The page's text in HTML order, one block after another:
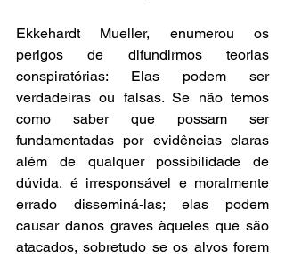
Ekkehardt Mueller, enumerou os
perigos de difundirmos teorias
conspiratórias: Elas podem ser
verdadeiras ou falsas. Se não temos
como saber que possam ser
fundamentadas por evidências claras
além de qualquer possibilidade de
dúvida, é irresponsável e moralmente
errado disseminá-las; elas podem
causar danos graves àqueles que são
atacados, sobretudo se os alvos forem